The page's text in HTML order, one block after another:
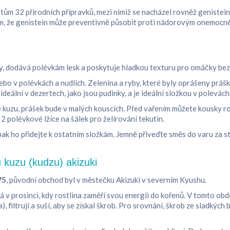
32 přírodních přípravků, mezi nimiž se nacházel rovněž
že genistein může preventivně působit proti nádorovým
dodává polévkám lesk a poskytuje hladkou texturu pro omáčky
v polévkách a nudlích. Zelenina a ryby, které byly oprášeny
v dezertech, jako jsou pudinky, a je ideální složkou v
prášek bude v malých kouscích. Před vařením můžete
polévkové lžíce na šálek pro želírování tekutin.
ho přidejte k ostatním složkám. Jemně přiveďte směs do varu za
(kudzu) akizuki
, původní obchod byl v městečku Akizuki v severním Kyushu.
v prosinci, kdy rostlina zaměří svou energii do kořenů. V tomto
filtrují a suší, aby se získal škrob. Pro srovnání, škrob ze